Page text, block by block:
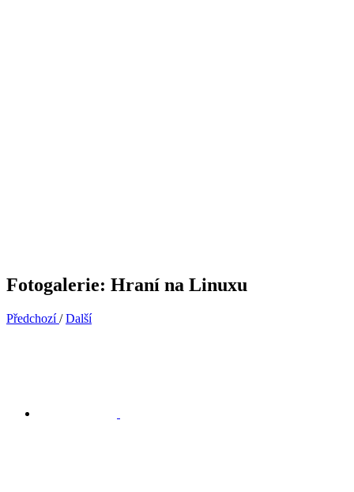
Fotogalerie: Hraní na Linuxu
Předchozí / Další